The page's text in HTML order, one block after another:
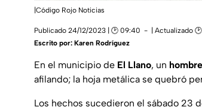
|Código Rojo Noticias
Publicado 24/12/2023 | 🕑 09:40 | Actualizado
Escrito por: Karen Rodríguez
En el municipio de El Llano, un
afilando; la hoja metálica se quebró
Los hechos sucedieron el sábado 23